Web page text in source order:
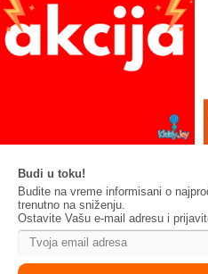
Budi u toku!
Budite na vreme informisani o
trenutno na sniženju.
Ostavite Vašu e-mail adresu i